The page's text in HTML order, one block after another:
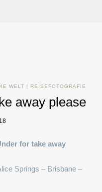
WELT | REISEFOTOGRAFIE
away please
for take away
Springs – Brisbane –